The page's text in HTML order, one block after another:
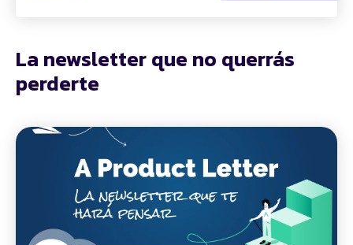
La newsletter que no querrás
perderte